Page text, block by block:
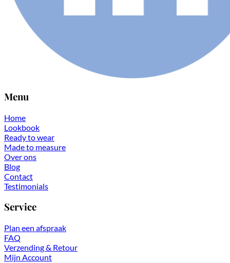
Menu
Home
Lookbook
Ready to wear
Made to measure
Over ons
Blog
Contact
Testimonials
Service
Plan een afspraak
FAQ
Verzending & Retour
Mijn Account